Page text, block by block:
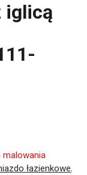
iglicą
malowania
łazienkowe,